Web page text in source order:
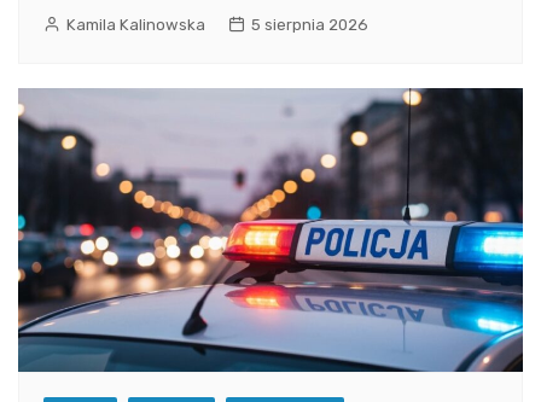
Kamila Kalinowska 5 sierpnia 2026